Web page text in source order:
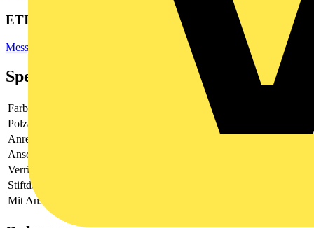
ETIM Group
Mess- und Prüfgeräte
Spezifikationen
Farbe
Polzahl
Anreihbar
Anschlussart
Verriegelbar
Stiftdurchmesser
Mit Anschlusskabel